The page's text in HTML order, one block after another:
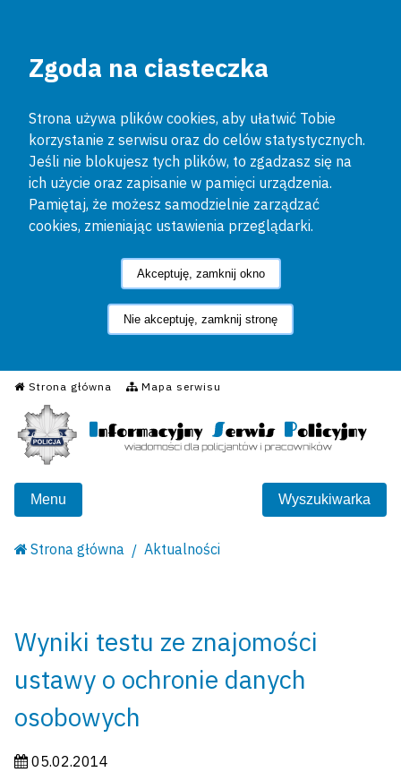
Zgoda na ciasteczka
Strona używa plików cookies, aby ułatwić Tobie
korzystanie z serwisu oraz do celów statystycznych.
Jeśli nie blokujesz tych plików, to zgadzasz się na
ich użycie oraz zapisanie w pamięci urządzenia.
Pamiętaj, że możesz samodzielnie zarządzać
cookies, zmieniając ustawienia przeglądarki.
Akceptuję, zamknij okno
Nie akceptuję, zamknij stronę
Strona główna Mapa serwisu
Informacyjny Serwis
Menu Wyszukiwarka
Strona główna Aktualności
Wyniki testu ze znajomości
ustawy o ochronie danych
osobowych
Data publikacji:
05.02.2014